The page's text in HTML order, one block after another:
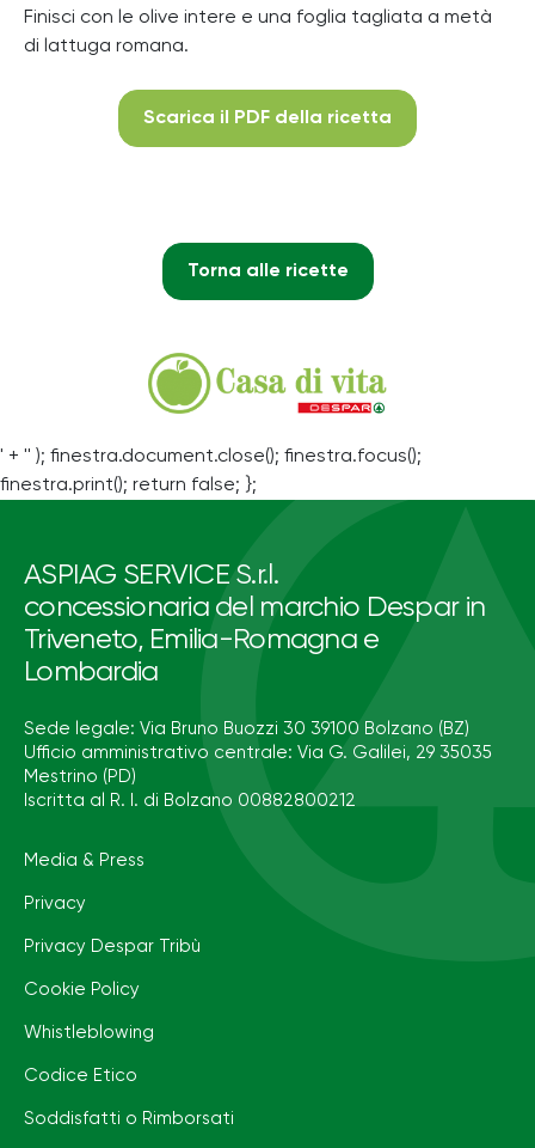
Finisci con le olive intere e una foglia tagliata a metà
di lattuga romana.
Scarica il PDF della ricetta
Torna alle ricette
' + '' ); finestra.document.close(); finestra.focus();
finestra.print(); return false; };
ASPIAG SERVICE S.r.l.
concessionaria del marchio Despar in
Triveneto, Emilia-Romagna e
Lombardia
Sede legale: Via Bruno Buozzi 30 39100 Bolzano (BZ)
Ufficio amministrativo centrale: Via G. Galilei, 29 35035
Mestrino (PD)
Iscritta al R. I. di Bolzano 00882800212
Media & Press
Privacy
Privacy Despar Tribù
Cookie Policy
Whistleblowing
Codice Etico
Soddisfatti o Rimborsati